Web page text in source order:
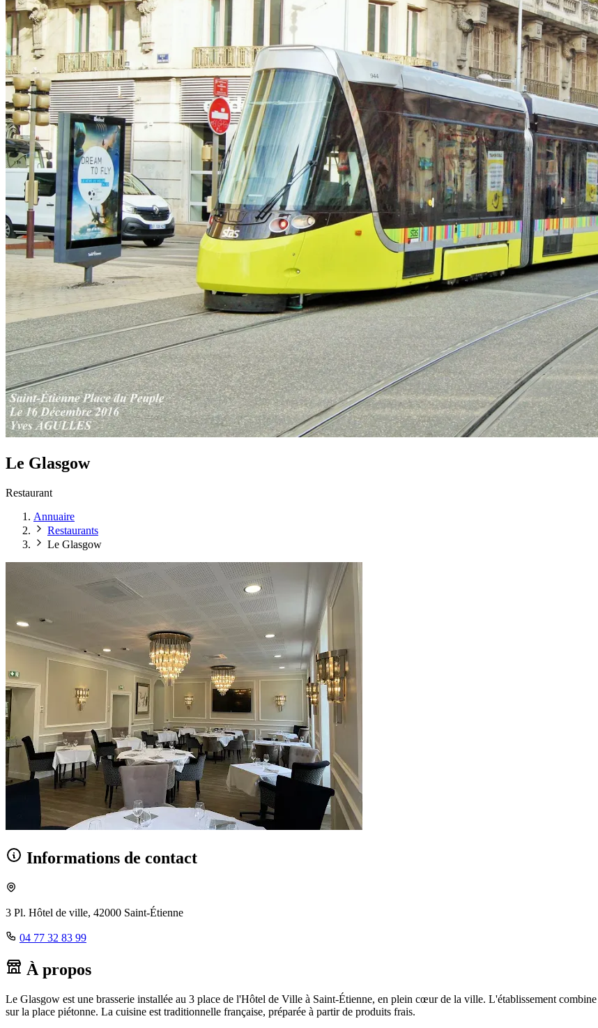
Le Glasgow
Restaurant
Annuaire
Restaurants
Le Glasgow
Informations de contact
3 Pl. Hôtel de ville, 42000 Saint-Étienne
04 77 32 83 99
À propos
Le Glasgow est une brasserie installée au 3 place de l'Hôtel de Ville à Saint-Étienne, en plein cœur de la ville. L'établissement
sur la place piétonne. La cuisine est traditionnelle française, préparée à partir de produits frais.